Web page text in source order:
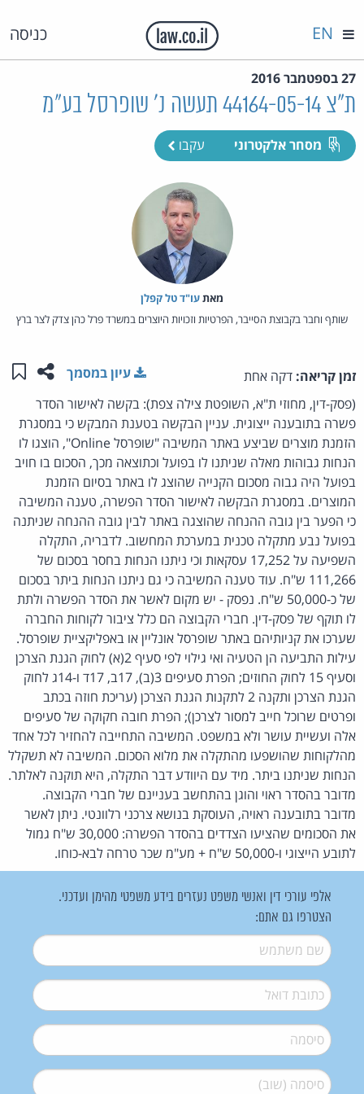
כניסה EN
27 בספטמבר 2016
ת"צ 44164-05-14 תעשה נ' שופרסל בע"מ
מסחר אלקטרוני עקבו
מאת‏עו"ד טל קפלן
שותף וחבר בקבוצת הסייבר, הפרטיות וזכויות היוצרים במשרד פרל כהן צדק לצר ברץ
זמן קריאה: דקה אחת שתפו
עיון במסמך
(פסק-דין, מחוזי ת"א, השופטת צילה צפת): בקשה לאישור הסדר
פשרה בתובענה ייצוגית. עניין הבקשה בטענת המבקש כי במסגרת
הזמנת מוצרים שביצע באתר המשיבה "שופרסל Online", הוצגו לו
הנחות גבוהות מאלה שניתנו לו בפועל וכתוצאה מכך, הסכום בו חויב
בפועל היה גבוה מסכום הקנייה שהוצג לו באתר בסיום הזמנת
המוצרים. במסגרת הבקשה לאישור הסדר הפשרה, טענה המשיבה
כי הפער בין גובה ההנחה שהוצגה באתר לבין גובה ההנחה שניתנה
בפועל נבע מתקלה טכנית במערכת המחשוב. לדבריה, התקלה
השפיעה על 17,252 עסקאות וכי ניתנו הנחות בחסר בסכום של
111,266 ש"ח. עוד טענה המשיבה כי גם ניתנו הנחות ביתר בסכום
של כ-50,000 ש"ח. נפסק - יש מקום לאשר את הסדר הפשרה ולתת
לו תוקף של פסק-דין. חברי הקבוצה הם כלל ציבור לקוחות החברה
שערכו את קניותיהם באתר שופרסל אונליין או באפליקציית שופרסל.
עילות התביעה הן הטעיה ואי גילוי לפי סעיף 2(א) לחוק הגנת הצרכן
וסעיף 15 לחוק החוזים; הפרת סעיפים 3(ב), 17ב, 17ד ו-14ג לחוק
הגנת הצרכן ותקנה 2 לתקנות הגנת הצרכן (עריכת חוזה בכתב
ופרטים שרוכל חייב למסור לצרכן); הפרת חובה חקוקה של סעיפים
אלה ועשיית עושר ולא במשפט. המשיבה התחייבה להחזיר לכל אחד
מהלקוחות שהושפעו מהתקלה את מלוא הסכום. המשיבה לא תשקלל
הנחות שניתנו ביתר. מיד עם היוודע דבר התקלה, היא תוקנה לאלתר.
מדובר בהסדר ראוי והוגן בהתחשב בעניינם של חברי הקבוצה.
מדובר בתובענה ראויה, העוסקת בנושא צרכני רלוונטי. ניתן לאשר
את הסכומים שהציעו הצדדים בהסדר הפשרה: 30,000 ש"ח גמול
לתובע הייצוגי ו-50,000 ש"ח + מע"מ שכר טרחה לבא-כוחו.
אלפי עורכי דין ואנשי משפט נעזרים בידע משפטי מהימן ועדכני.
הצטרפו גם אתם:
שם משתמש*
דואל*
סיסמה*
סיסמה (שוב)*